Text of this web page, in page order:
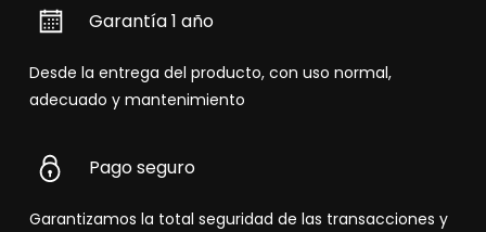
Garantía 1 año
Desde la entrega del producto, con uso normal,
adecuado y mantenimiento
Pago seguro
Garantizamos la total seguridad de las transacciones y